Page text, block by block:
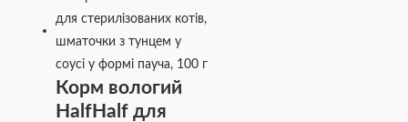
Корм вологий
HalfHalf для